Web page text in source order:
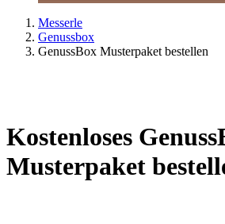
Messerle
Genussbox
GenussBox Musterpaket bestellen
Kostenloses
Musterpaket